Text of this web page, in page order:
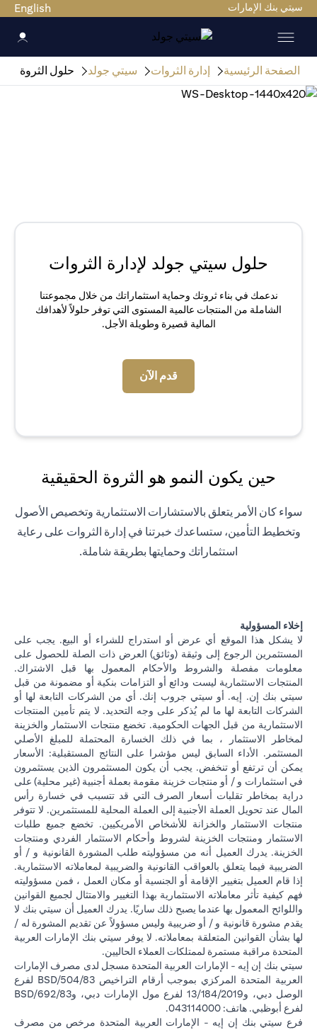
سيتي بنك الإمارات English
الصفحة الرئيسية إدارة الثروات سيتي جولد حلول الثروة
حلول سيتي جولد لإدارة الثروات
ندعمك في بناء ثروتك وحماية استثماراتك من خلال مجموعتنا
الشاملة من المنتجات عالمية المستوى التي توفر حلولاً لأهدافك
المالية قصيرة وطويلة الأجل.
قدم الآن
حين يكون النمو هو الثروة الحقيقية
سواء كان الأمر يتعلق بالاستشارات الاستثمارية وتخصيص الأصول
وتخطيط التأمين، ستساعدك خبرتنا في إدارة الثروات على رعاية
استثماراتك وحمايتها بطريقة شاملة.
إخلاء المسؤولية
لا يشكل هذا الموقع أي عرض أو استدراج للشراء أو البيع. يجب على
المستثمرين الرجوع إلى وثيقة (وثائق) العرض ذات الصلة للحصول على
معلومات مفصلة والشروط والأحكام المعمول بها قبل الاشتراك.
المنتجات الاستثمارية ليست ودائع أو التزامات بنكية أو مضمونة من قبل
سيتي بنك إن. إيه. أو سيتي جروب إنك. أي من الشركات التابعة لها أو
الشركات التابعة لها ما لم يُذكر على وجه التحديد. لا يتم تأمين المنتجات
الاستثمارية من قبل الجهات الحكومية. تخضع منتجات الاستثمار والخزينة
لمخاطر الاستثمار ، بما في ذلك الخسارة المحتملة للمبلغ الأصلي
المستثمر. الأداء السابق ليس مؤشرا على النتائج المستقبلية: الأسعار
يمكن أن ترتفع أو تنخفض. يجب أن يكون المستثمرون الذين يستثمرون
في استثمارات و / أو منتجات خزينة مقومة بعملة أجنبية (غير محلية) على
دراية بمخاطر تقلبات أسعار الصرف التي قد تتسبب في خسارة رأس
المال عند تحويل العملة الأجنبية إلى العملة المحلية للمستثمرين. لا تتوفر
منتجات الاستثمار والخزانة للأشخاص الأمريكيين. تخضع جميع طلبات
الاستثمار ومنتجات الخزينة لشروط وأحكام الاستثمار الفردي ومنتجات
الخزينة. يدرك العميل أنه من مسؤوليته طلب المشورة القانونية و / أو
الضريبية فيما يتعلق بالعواقب القانونية والضريبية لمعاملاته الاستثمارية.
إذا قام العميل بتغيير الإقامة أو الجنسية أو مكان العمل ، فمن مسؤوليته
فهم كيفية تأثر معاملاته الاستثمارية بهذا التغيير والامتثال لجميع القوانين
واللوائح المعمول بها عندما يصبح ذلك ساريًا. يدرك العميل أن سيتي بنك لا
يقدم مشورة قانونية و / أو ضريبية وليس مسؤولاً عن تقديم المشورة له /
لها بشأن القوانين المتعلقة بمعاملاته. لا يوفر سيتي بنك الإمارات العربية
المتحدة مراقبة مستمرة لممتلكات العملاء الحاليين.
سيتي بنك إن إيه - الإمارات العربية المتحدة مسجل لدى مصرف الإمارات
العربية المتحدة المركزي بموجب أرقام التراخيص BSD/504/83 لفرع
الوصل دبي، و13/184/2019 لفرع مول الإمارات دبي، وBSD/692/83
لفرع أبوظبي. هاتف: 043114000.
فرع سيتي بنك إن إيه - الإمارات العربية المتحدة مرخص من مصرف